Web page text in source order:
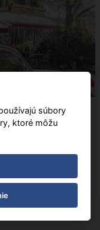
Autobus
(6)
súbory
ktoré môžu